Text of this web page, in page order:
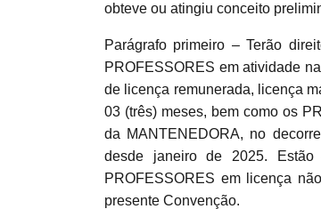
obteve ou atingiu conceito
Parágrafo primeiro – Terão
PROFESSORES em atividade
de licença remunerada, licença
03 (três) meses, bem como os
da MANTENEDORA, no
desde janeiro de 2025.
PROFESSORES em licença
presente Convenção.